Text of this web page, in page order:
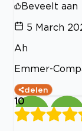
Beveelt aan
5 March
Ah
Emmer-
delen
10